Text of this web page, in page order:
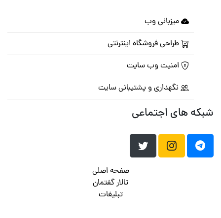
میزبانی وب
طراحی فروشگاه اینترنتی
امنیت وب سایت
نگهداری و پشتیبانی سایت
شبکه های اجتماعی
صفحه اصلی
تالار گفتمان
تبلیغات